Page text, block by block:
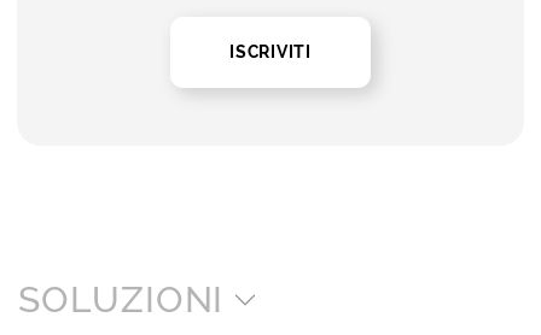
ISCRIVITI
SOLUZIONI